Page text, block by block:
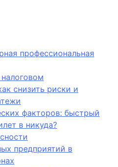
профессиональная
налоговом
снизить риски и
факторов: быстрый
в никуда?
предприятий в